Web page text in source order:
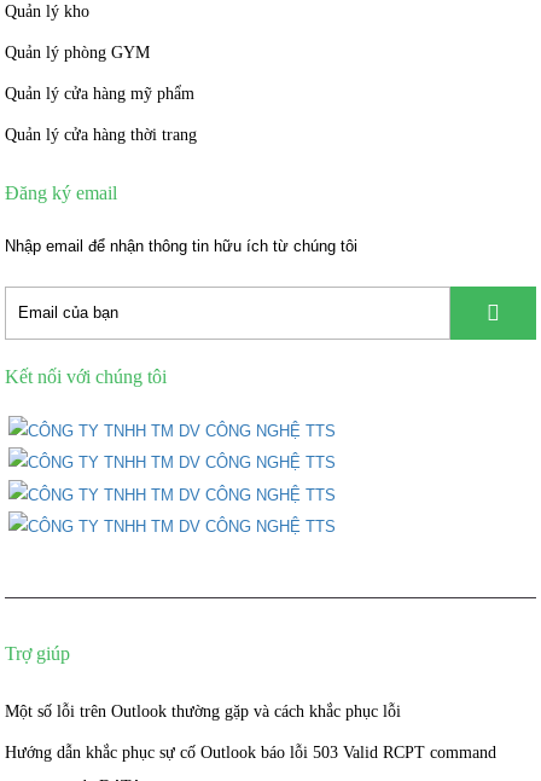
Quản lý kho
Quản lý phòng GYM
Quản lý cửa hàng mỹ phẩm
Quản lý cửa hàng thời trang
Đăng ký email
Nhập email để nhận thông tin hữu ích từ chúng tôi
Kết nối với chúng tôi
Trợ giúp
Một số lỗi trên Outlook thường gặp và cách khắc phục lỗi
Hướng dẫn khắc phục sự cố Outlook báo lỗi 503 Valid RCPT command